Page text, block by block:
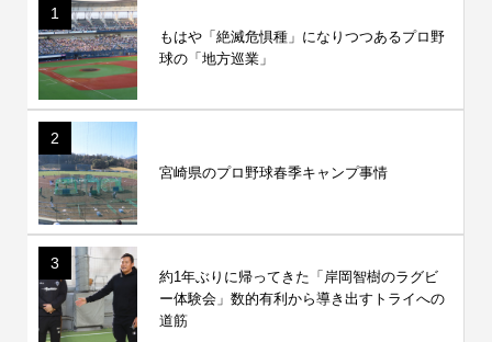
1
もはや「絶滅危惧種」になりつつあるプロ野
球の「地方巡業」
2
宮崎県のプロ野球春季キャンプ事情
3
約1年ぶりに帰ってきた「岸岡智樹のラグビ
ー体験会」数的有利から導き出すトライへの
道筋